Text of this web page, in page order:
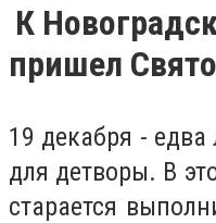
К
пришел
19 декабря -
для детворы. В
старается